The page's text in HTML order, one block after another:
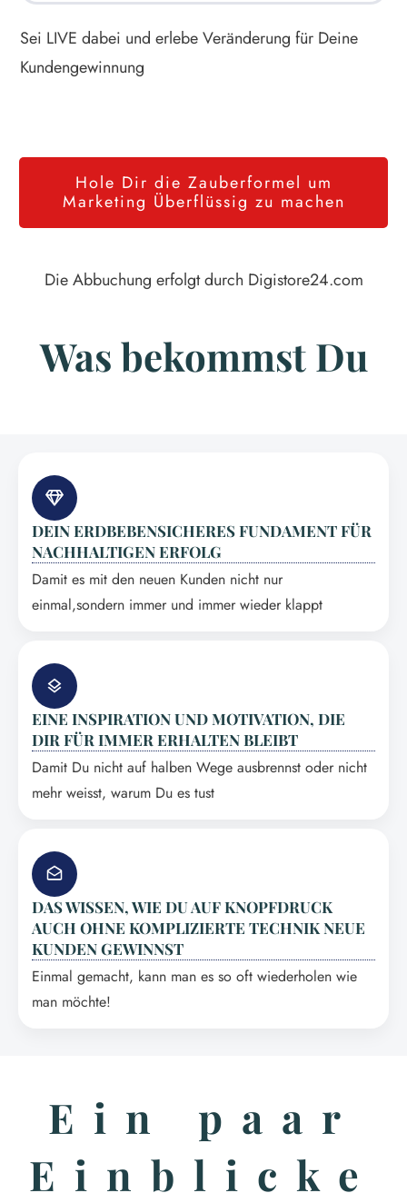
Sei LIVE dabei und erlebe Veränderung für Deine
Kundengewinnung
Hole Dir die Zauberformel um
Marketing Überflüssig zu machen
Die Abbuchung erfolgt durch Digistore24.com
Was bekommst Du
DEIN ERDBEBENSICHERES FUNDAMENT FÜR
NACHHALTIGEN ERFOLG
Damit es mit den neuen Kunden nicht nur
einmal,sondern immer und immer wieder klappt
EINE INSPIRATION UND MOTIVATION, DIE
DIR FÜR IMMER ERHALTEN BLEIBT
Damit Du nicht auf halben Wege ausbrennst oder nicht
mehr weisst, warum Du es tust
DAS WISSEN, WIE DU AUF KNOPFDRUCK
AUCH OHNE KOMPLIZIERTE TECHNIK NEUE
KUNDEN GEWINNST
Einmal gemacht, kann man es so oft wiederholen wie
man möchte!
Ein paar
Einblicke